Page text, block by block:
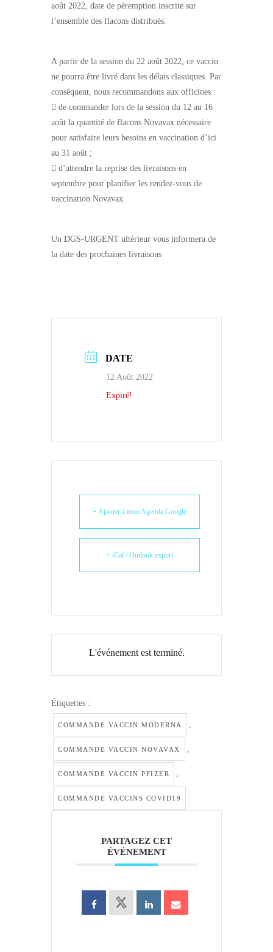
août 2022, date de péremption inscrite sur
l’ensemble des flacons distribués.
A partir de la session du 22 août 2022, ce vaccin
ne pourra être livré dans les délais classiques. Par
conséquent, nous recommandons aux officines :
 de commander lors de la session du 12 au 16
août la quantité de flacons Novavax nécessaire
pour satisfaire leurs besoins en vaccination d’ici
au 31 août ;
 d’attendre la reprise des livraisons en
septembre pour planifier les rendez-vous de
vaccination Novavax.
Un DGS-URGENT ultérieur vous informera de
la date des prochaines livraisons
DATE
12 Août 2022
Expiré!
+ Ajouter à mon Agenda Google
+ iCal / Outlook export
L'événement est terminé.
Étiquettes :
COMMANDE VACCIN MODERNA
COMMANDE VACCIN NOVAVAX
COMMANDE VACCIN PFIZER
COMMANDE VACCINS COVID19
PARTAGEZ CET
ÉVÉNEMENT